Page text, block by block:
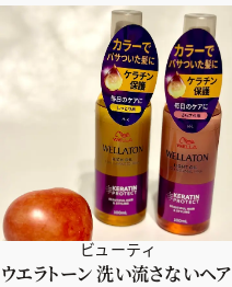
ビューティ
ウエラトーン 洗い流さないヘア